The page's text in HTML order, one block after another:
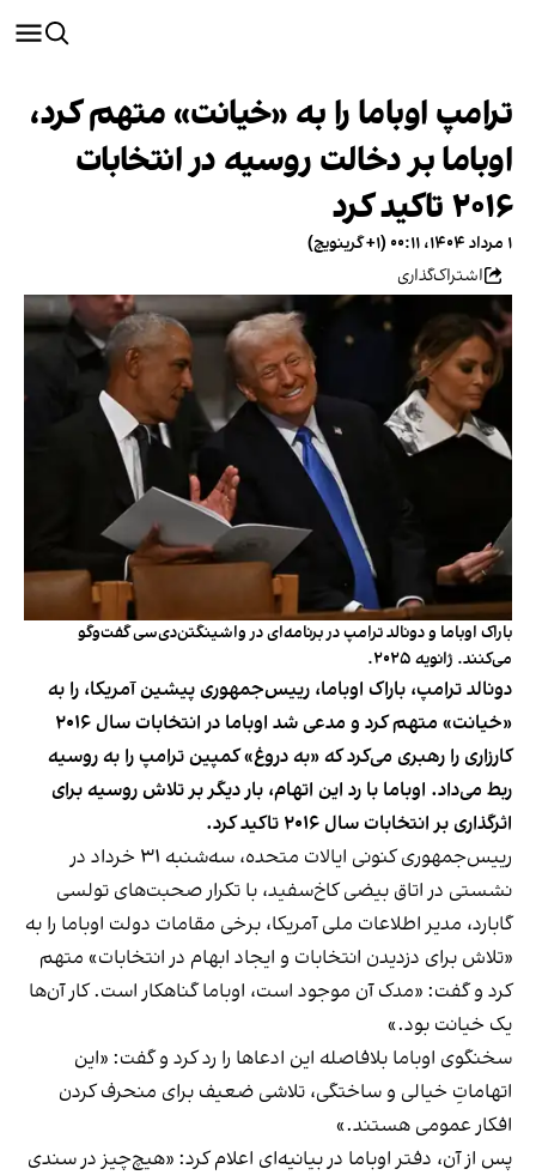
ترامپ اوباما را به «خیانت» متهم کرد،
اوباما بر دخالت روسیه در انتخابات
۲۰۱۶ تاکید کرد
۱ مرداد ۱۴۰۴، ۰۰:۱۱ (‎+۱ گرینویچ)
اشتراک‌گذاری
باراک اوباما و دونالد ترامپ در برنامه‌ای در واشینگتن‌دی‌سی گفت‌وگو
می‌کنند. ژانویه ۲۰۲۵.
دونالد ترامپ، باراک اوباما، رییس‌جمهوری پیشین آمریکا، را به
«خیانت» متهم کرد و مدعی شد اوباما در انتخابات سال ۲۰۱۶
کارزاری را رهبری می‌کرد که «به دروغ» کمپین ترامپ را به روسیه
ربط می‌داد. اوباما با رد این اتهام، بار دیگر بر تلاش روسیه برای
اثرگذاری بر انتخابات سال ۲۰۱۶ تاکید کرد.
رییس‌جمهوری کنونی ایالات متحده، سه‌شنبه ۳۱ خرداد در
نشستی در اتاق بیضی کاخ‌سفید، با تکرار صحبت‌های تولسی
گابارد، مدیر اطلاعات ملی آمریکا، برخی مقامات دولت اوباما را به
«تلاش برای دزدیدن انتخابات و ایجاد ابهام در انتخابات» متهم
کرد و گفت: «مدک آن موجود است، اوباما گناهکار است. کار آن‌ها
یک خیانت بود.»
سخنگوی اوباما بلافاصله این ادعاها را رد کرد و گفت: «این
اتهاماتِ خیالی و ساختگی، تلاشی ضعیف برای منحرف کردن
افکار عمومی هستند.»
پس از آن، دفتر اوباما در بیانیه‌ای اعلام کرد: «هیچ‌چیز در سندی